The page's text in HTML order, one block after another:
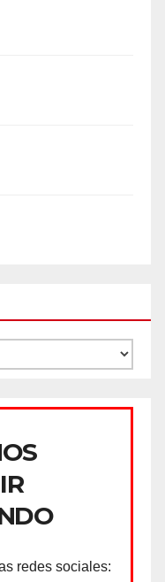
redes sociales: